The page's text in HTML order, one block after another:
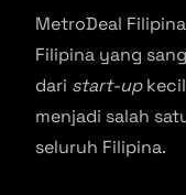
MetroDeal
Filipina yang
dari start-upkecil
menjadi salah
seluruh Filipina.